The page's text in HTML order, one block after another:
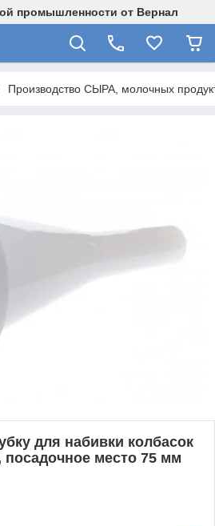
промышленности от Вернал
Производство СЫРА, молочных
для набивки колбасок
посадочное место 75 мм